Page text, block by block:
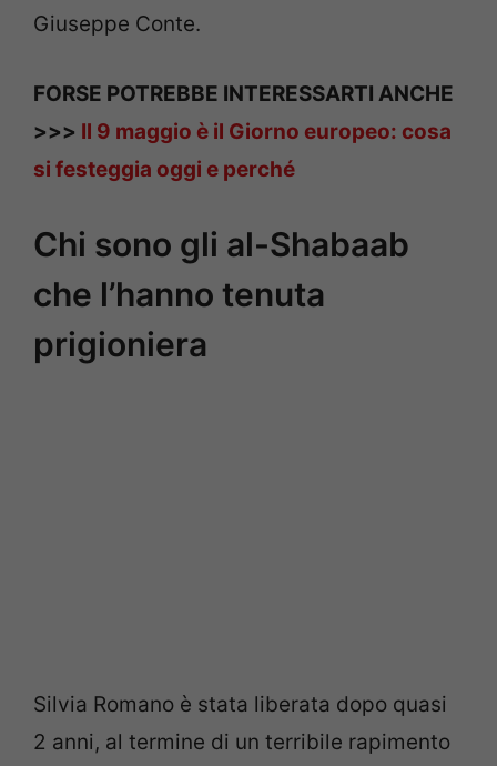
Giuseppe Conte.
FORSE POTREBBE INTERESSARTI ANCHE
>>> Il 9 maggio è il Giorno europeo: cosa
si festeggia oggi e perché
Chi sono gli al-Shabaab
che l’hanno tenuta
prigioniera
Silvia Romano è stata liberata dopo quasi
2 anni, al termine di un terribile rapimento